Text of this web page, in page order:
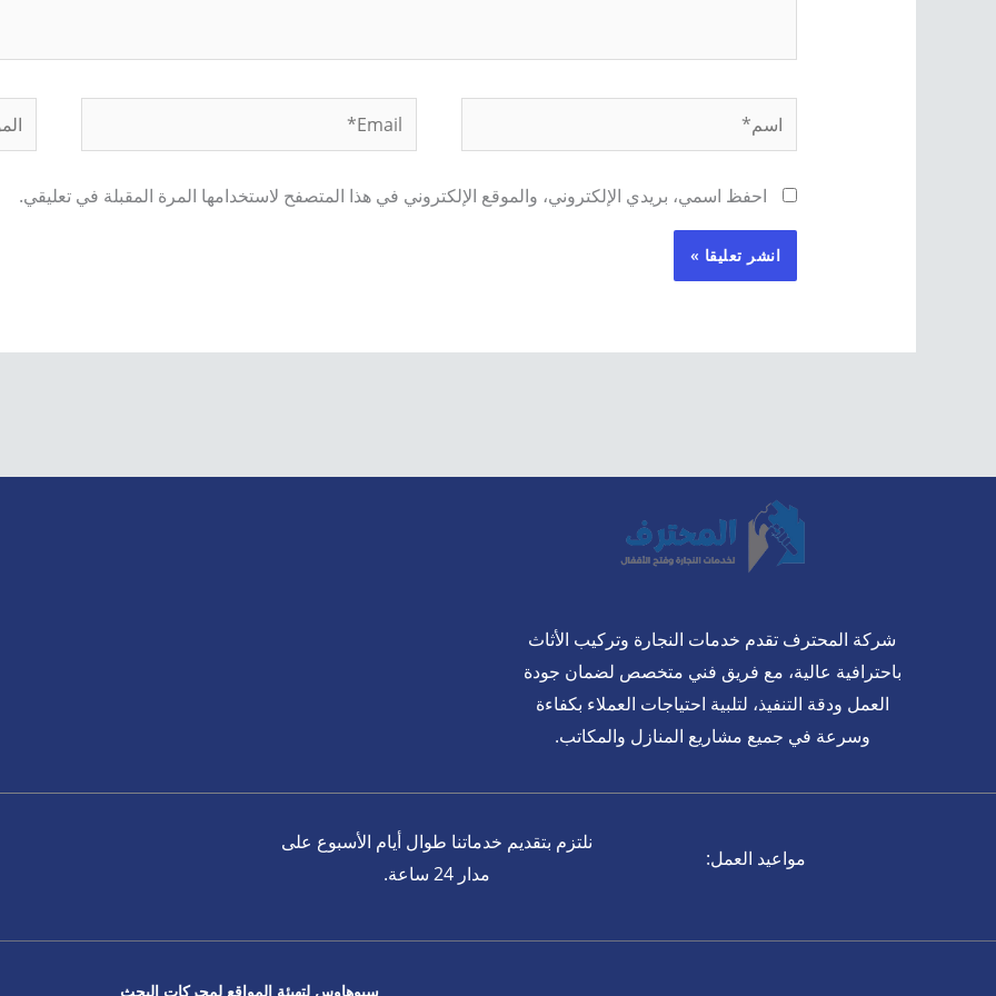
اسم* Email*
احفظ اسمي، بريدي الإلكتروني، والموقع الإلكتروني في هذا المتصفح لاستخدامها المرة المقبلة في تعليقي.
شركة المحترف تقدم خدمات النجارة وتركيب الأثاث
باحترافية عالية، مع فريق فني متخصص لضمان جودة
العمل ودقة التنفيذ، لتلبية احتياجات العملاء بكفاءة
وسرعة في جميع مشاريع المنازل والمكاتب.
مواعيد العمل:
نلتزم بتقديم خدماتنا طوال أيام الأسبوع على
مدار 24 ساعة.
سيوهاوس لتهيئة المواقع لمحركات البحث